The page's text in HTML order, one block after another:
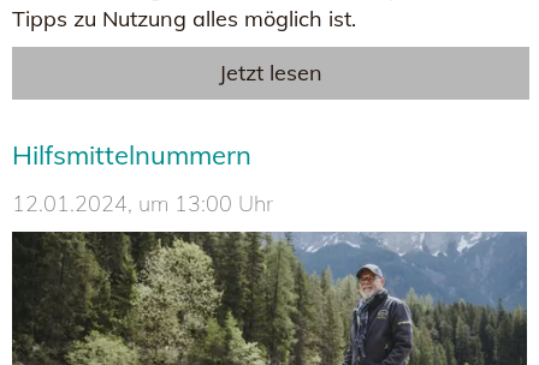
Tipps zu Nutzung alles möglich ist.
Jetzt lesen
Hilfsmittelnummern
12.01.2024, um 13:00 Uhr